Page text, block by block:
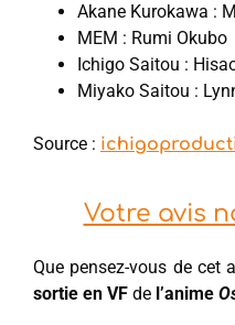
Akane Kurokawa :
MEM : Rumi Okubo
Ichigo Saitou :
Miyako Saitou :
Source :
Votre avis
Que pensez-vous de cet
sortie en VF de l’anime